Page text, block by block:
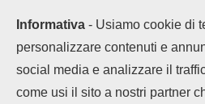
Informativa - Usiamo cookie di
personalizzare contenuti e
social media e analizzare il
come usi il sito a nostri partner